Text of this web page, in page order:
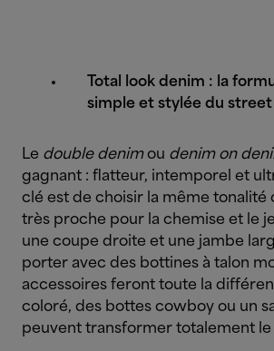
Total look denim : la
simple et stylée du
Le double denimou denim on
gagnant : flatteur, intemporel et
clé est de choisir la même tonalité
très proche pour la chemise et le
une coupe droite et une jambe
porter avec des bottines à talon
accessoires feront toute la
coloré, des bottes cowboy ou un
peuvent transformer totalement le